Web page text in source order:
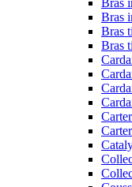
Bras
Bras
Bras
Bras